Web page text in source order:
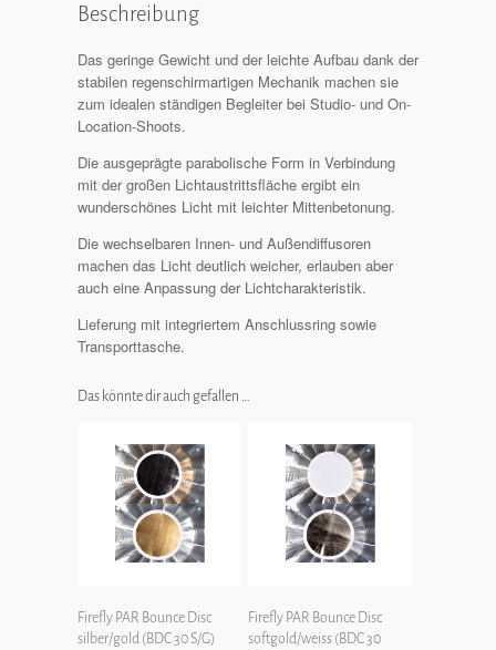
Beschreibung
Das geringe Gewicht und der leichte Aufbau dank der
stabilen regenschirmartigen Mechanik machen sie
zum idealen ständigen Begleiter bei Studio- und On-
Location-Shoots.
Die ausgeprägte parabolische Form in Verbindung
mit der großen Lichtaustrittsfläche ergibt ein
wunderschönes Licht mit leichter Mittenbetonung.
Die wechselbaren Innen- und Außendiffusoren
machen das Licht deutlich weicher, erlauben aber
auch eine Anpassung der Lichtcharakteristik.
Lieferung mit integriertem Anschlussring sowie
Transporttasche.
Das könnte dir auch gefallen …
Firefly PAR Bounce Disc
silber/gold (BDC 30 S/G)
Firefly PAR Bounce Disc
softgold/weiss (BDC 30